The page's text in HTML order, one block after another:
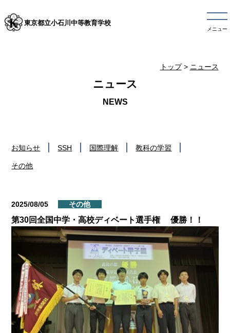
東京都立小石川中等教育学校
メニュー
トップ> ニュース
ニュース
お知らせ SSH 国際理解 教科の学習
その他
2025/08/05 その他
第30回全国中学・高校ディベート選手権 優勝！！